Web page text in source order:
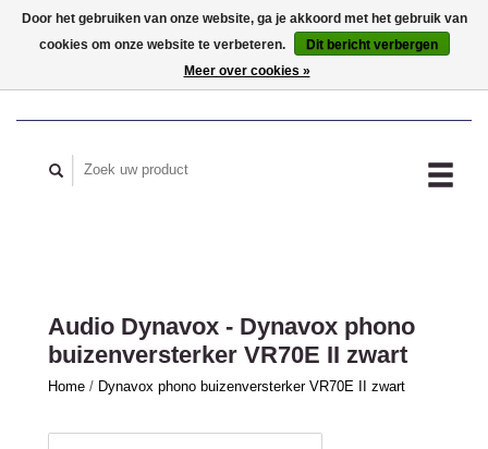
MIJN ACCOUNT
Audio Dynavox - Dynavox phono
buizenversterker VR70E II zwart
Home / Dynavox phono buizenversterker VR70E II zwart
Door het gebruiken van onze website, ga je akkoord met het gebruik van
cookies om onze website te verbeteren.
Dit bericht verbergen
Meer over cookies »